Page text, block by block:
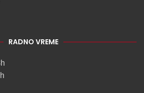
RADNO VREME